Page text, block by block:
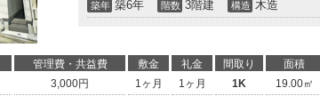
築年 築6年 階数 3階建 構造 木造
管理費・共益費 敷金 礼金 間取り 面積
3,000円 1ヶ月 1ヶ月 1K 19.00㎡